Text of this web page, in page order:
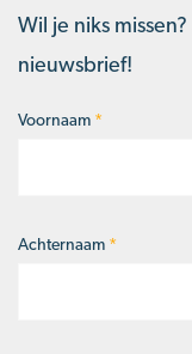
Wil je niks
nieuwsbrief!
Naam*
Voornaam *
Achternaam *